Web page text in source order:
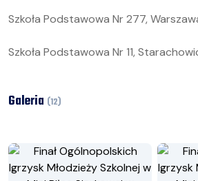
Szkoła Podstawowa Nr 277,
Szkoła Podstawowa Nr 11,
Galeria (12)